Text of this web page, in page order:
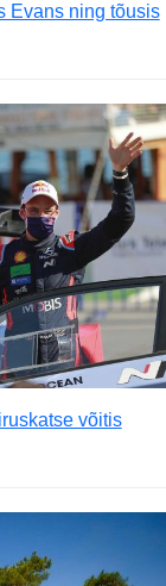
Evans ning tõusis
võitis